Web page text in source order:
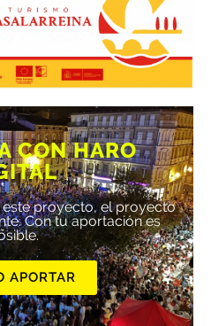
CON HARO
proyecto, el proyecto
Con tu aportación es
APORTAR